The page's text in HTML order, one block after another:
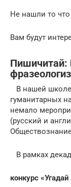
Не нашли то
Вам будут
Пишичитай:
В нашей школе
гуманитарных
немало
(русский и
В рамках
конкурс